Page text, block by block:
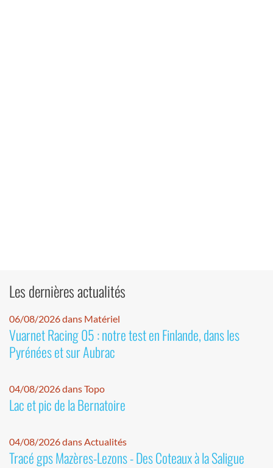
Les dernières actualités
06/08/2026 dans Matériel
Vuarnet Racing 05 : notre test en Finlande, dans les
Pyrénées et sur Aubrac
04/08/2026 dans Topo
Lac et pic de la Bernatoire
04/08/2026 dans Actualités
Tracé gps Mazères-Lezons - Des Coteaux à la Saligue